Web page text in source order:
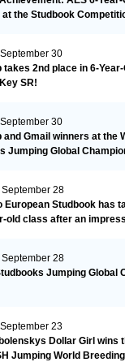
the Studbook
30
takes 2nd place in 6-
SR!
30
and Gmail winners at the
Jumping Global
28
European Studbook has
old class after an
28
Jumping Global
23
Dollar Girl wins
Jumping World